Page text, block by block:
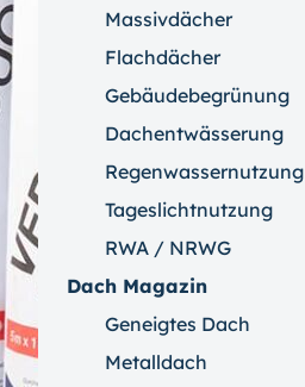
Massivdächer
Flachdächer
Gebäudebegrünung
Dachentwässerung
Regenwassernutzung
Tageslichtnutzung
RWA / NRWG
Dach Magazin
Geneigtes Dach
Metalldach